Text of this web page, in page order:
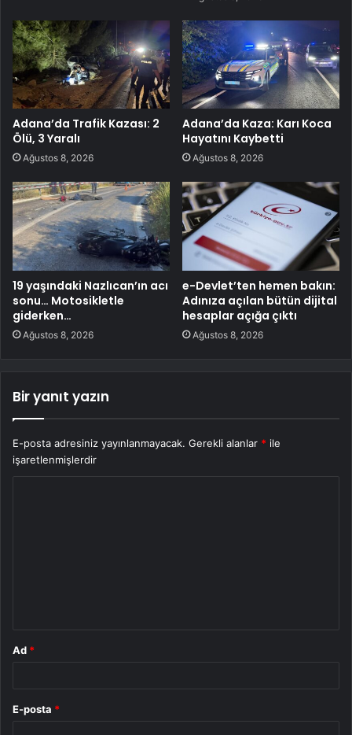
Adana’da Trafik Kazası: 2
Ölü, 3 Yaralı
Ağustos 8, 2026
Adana’da Kaza: Karı Koca
Hayatını Kaybetti
Ağustos 8, 2026
19 yaşındaki Nazlıcan’ın acı
sonu… Motosikletle
giderken…
Ağustos 8, 2026
e-Devlet’ten hemen bakın:
Adınıza açılan bütün dijital
hesaplar açığa çıktı
Ağustos 8, 2026
Bir yanıt yazın
E-posta adresiniz yayınlanmayacak. Gerekli alanlar * ile
işaretlenmişlerdir
Ad *
E-posta *